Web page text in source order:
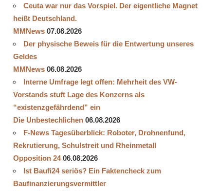
Ceuta war nur das Vorspiel. Der eigentliche Magnet
heißt Deutschland.
MMNews 07.08.2026
Der physische Beweis für die Entwertung unseres
Geldes
MMNews 06.08.2026
Interne Umfrage legt offen: Mehrheit des VW-
Vorstands stuft Lage des Konzerns als
“existenzgefährdend” ein
Die Unbestechlichen 06.08.2026
F-News Tagesüberblick: Roboter, Drohnenfund,
Rekrutierung, Schulstreit und Rheinmetall
Opposition 24 06.08.2026
Ist Baufi24 seriös? Ein Faktencheck zum
Baufinanzierungsvermittler